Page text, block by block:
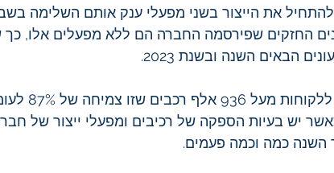
את הייצור בשני מפעלי ענק אותם השלימה
החזקים שפירסמה החברה הם ללא מפעלים אלו,
הבאים השנה ובשנת 2023.
טסלה
יש בעיות הספקה של רכיבים ומפעלי ייצור של
השנה כמה וכמה פעמים.